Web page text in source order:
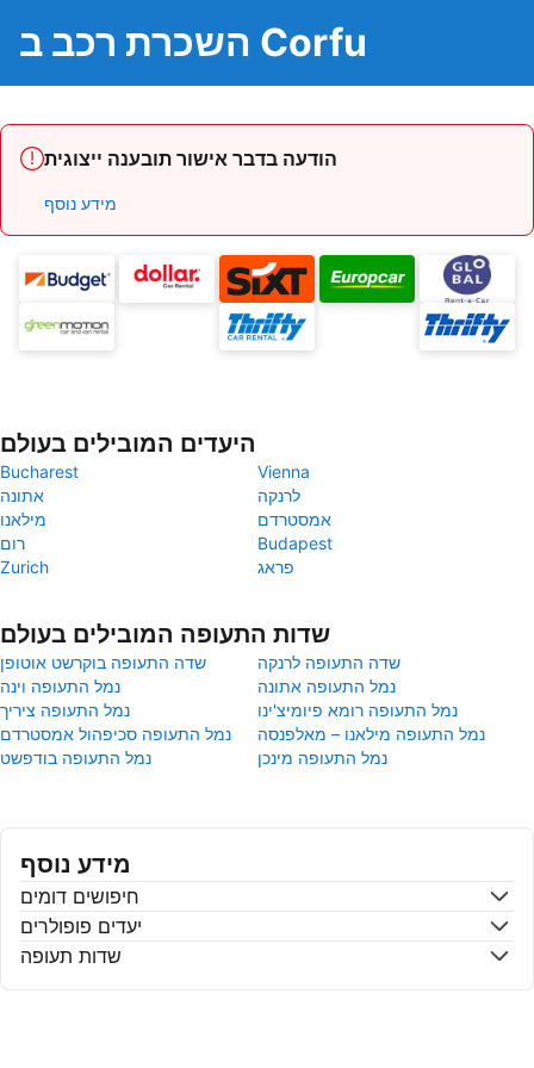
השכרת רכב ב Corfu
הודעה בדבר אישור תובענה ייצוגית
מידע נוסף
היעדים המובילים בעולם
Bucharest
Vienna
אתונה
לרנקה
מילאנו
אמסטרדם
רום
Budapest
Zurich
פראג
שדות התעופה המובילים בעולם
שדה התעופה בוקרשט אוטופן
שדה התעופה לרנקה
נמל התעופה וינה
נמל התעופה אתונה
נמל התעופה ציריך
נמל התעופה רומא פיומיצ'ינו
נמל התעופה סכיפהול אמסטרדם
נמל התעופה מילאנו – מאלפנסה
נמל התעופה בודפשט
נמל התעופה מינכן
מידע נוסף
חיפושים דומים
יעדים פופולרים
שדות תעופה